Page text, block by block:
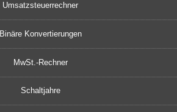
Umsatzsteuerrechner
Binäre Konvertierungen
MwSt.-Rechner
Schaltjahre